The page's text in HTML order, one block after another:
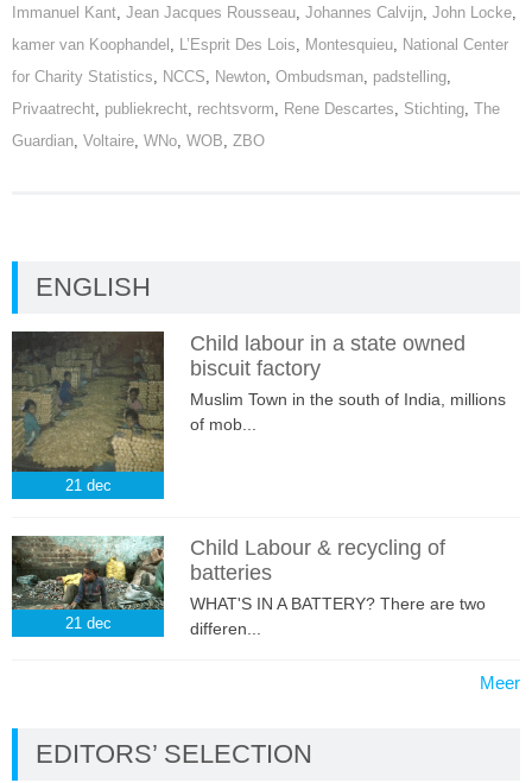
Immanuel Kant, Jean Jacques Rousseau, Johannes Calvijn, John Locke,
kamer van Koophandel , L’Esprit Des Lois, Montesquieu, National Center
for Charity Statistics, NCCS, Newton, Ombudsman, padstelling,
Privaatrecht, publiekrecht, rechtsvorm, Rene Descartes, Stichting, The
Guardian, Voltaire, WNo, WOB, ZBO
ENGLISH
21 dec
Child labour in a state owned
biscuit factory
Muslim Town in the south of India, millions
of mob...
21 dec
Child Labour & recycling of
batteries
WHAT'S IN A BATTERY? There are two
differen...
Meer
EDITORS’ SELECTION